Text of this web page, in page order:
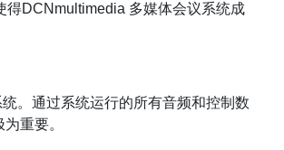
得DCNmultimedia 多媒体会议系统成
。通过系统运行的所有音频和控制数
重要。